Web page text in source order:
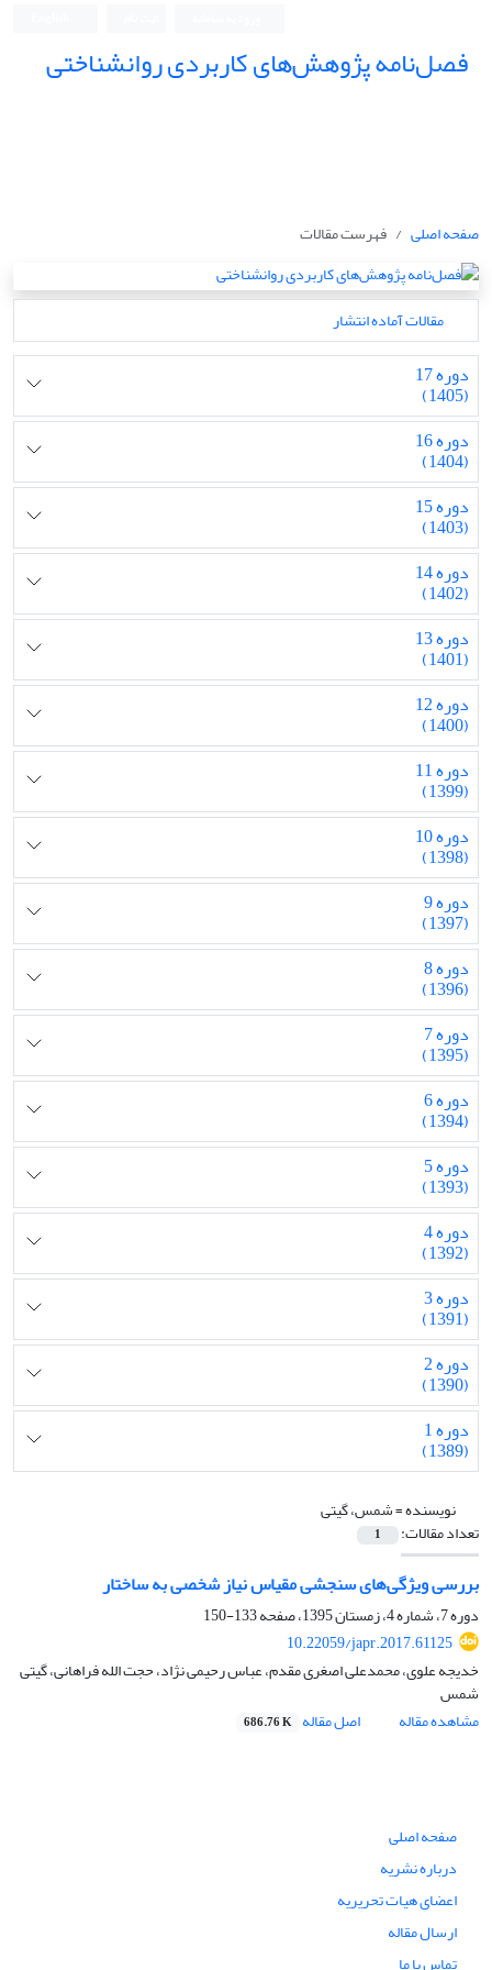
فصل‌نامه پژوهش‌های کاربردی روانشناختی
صفحه اصلی فهرست مقالات
مقالات آماده انتشار
دوره 17
(1405)
دوره 16
(1404)
دوره 15
(1403)
دوره 14
(1402)
دوره 13
(1401)
دوره 12
(1400)
دوره 11
(1399)
دوره 10
(1398)
دوره 9
(1397)
دوره 8
(1396)
دوره 7
(1395)
دوره 6
(1394)
دوره 5
(1393)
دوره 4
(1392)
دوره 3
(1391)
دوره 2
(1390)
دوره 1
(1389)
نویسنده =شمس، گیتی
تعداد مقالات: 1
بررسی ویژگی‌های سنجشی مقیاس نیاز شخصی به ساختار
دوره 7، شماره 4، زمستان 1395، صفحه
133-150
10.22059/japr.2017.61125
خدیجه علوی، محمدعلی اصغری مقدم، عباس رحیمی نژاد، حجت الله فراهانی، گیتی
شمس
مشاهده مقاله
اصل مقاله 686.76 K
صفحه اصلی
درباره نشریه
اعضای هیات تحریریه
ارسال مقاله